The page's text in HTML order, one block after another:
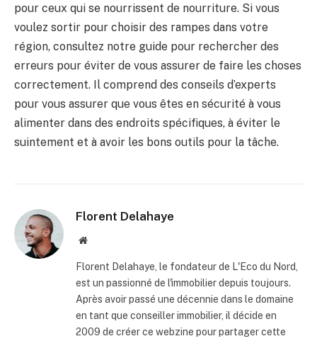
pour ceux qui se nourrissent de nourriture. Si vous
voulez sortir pour choisir des rampes dans votre
région, consultez notre guide pour rechercher des
erreurs pour éviter de vous assurer de faire les choses
correctement. Il comprend des conseils d’experts
pour vous assurer que vous êtes en sécurité à vous
alimenter dans des endroits spécifiques, à éviter le
suintement et à avoir les bons outils pour la tâche.
Florent Delahaye
Site
Florent Delahaye, le fondateur de L'Eco du Nord,
est un passionné de l'immobilier depuis toujours.
Après avoir passé une décennie dans le domaine
en tant que conseiller immobilier, il décide en
2009 de créer ce webzine pour partager cette